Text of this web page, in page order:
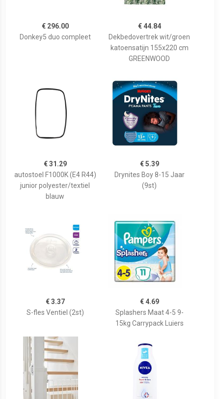
€ 296.00
Donkey5 duo compleet
€ 44.84
Dekbedovertrek wit/groen
katoensatijn 155x220 cm
GREENWOOD
€ 31.29
autostoel F1000K (E4 R44)
junior polyester/textiel
blauw
€ 5.39
Drynites Boy 8-15 Jaar
(9st)
€ 3.37
S-fles Ventiel (2st)
€ 4.69
Splashers Maat 4-5 9-
15kg Carrypack Luiers